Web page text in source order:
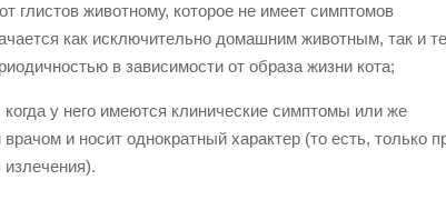
глистов животному, которое не имеет симптомов
как исключительно домашним животным, так и
в зависимости от образа жизни кота;
у него имеются клинические симптомы или же
и носит однократный характер (то есть, только